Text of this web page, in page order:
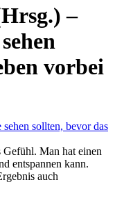
–
vorbei
Gefühl. Man hat einen
entspannen kann.
auch